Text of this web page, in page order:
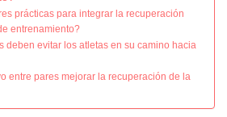
prácticas para integrar la recuperación
entrenamiento?
deben evitar los atletas en su camino hacia
entre pares mejorar la recuperación de la